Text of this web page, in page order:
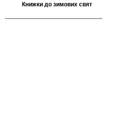
Книжки до зимових свят